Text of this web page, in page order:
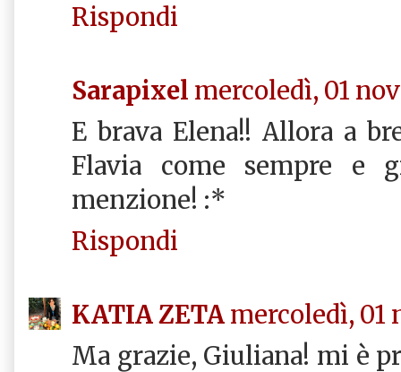
Rispondi
Sarapixel mercoledì, 01
E brava Elena!! Allora a
Flavia come sempre e
menzione! :*
Rispondi
KATIA ZETA mercoledì, 01
Ma grazie, Giuliana! mi è